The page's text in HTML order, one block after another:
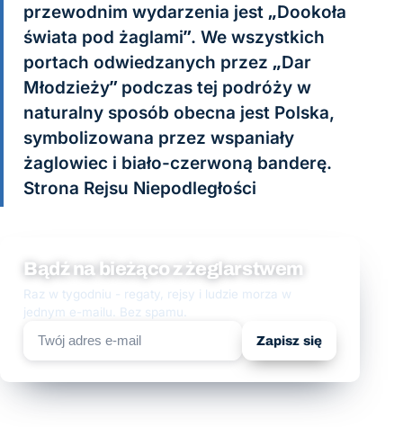
przewodnim wydarzenia jest „Dookoła
świata pod żaglami”. We wszystkich
portach odwiedzanych przez „Dar
Młodzieży” podczas tej podróży w
naturalny sposób obecna jest Polska,
symbolizowana przez wspaniały
żaglowiec i biało-czerwoną banderę.
Strona Rejsu Niepodległości
Bądź na bieżąco z żeglarstwem
Raz w tygodniu - regaty, rejsy i ludzie morza w
jednym e-mailu. Bez spamu.
Zapisz się